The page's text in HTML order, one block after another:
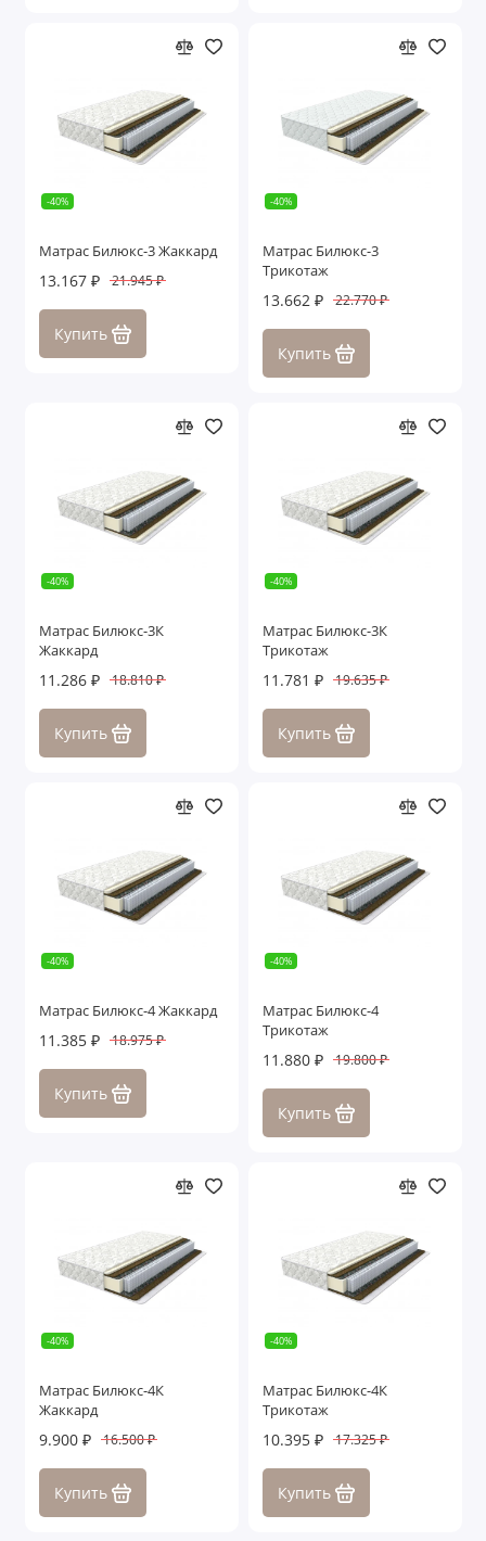
-40%
Матрас Билюкс-3 Жаккард
13.167 ₽ 21.945 ₽
Купить
-40%
Матрас Билюкс-3
Трикотаж
13.662 ₽ 22.770 ₽
Купить
-40%
Матрас Билюкс-3К
Жаккард
11.286 ₽ 18.810 ₽
Купить
-40%
Матрас Билюкс-3К
Трикотаж
11.781 ₽ 19.635 ₽
Купить
-40%
Матрас Билюкс-4 Жаккард
11.385 ₽ 18.975 ₽
Купить
-40%
Матрас Билюкс-4
Трикотаж
11.880 ₽ 19.800 ₽
Купить
-40%
Матрас Билюкс-4К
Жаккард
9.900 ₽ 16.500 ₽
Купить
-40%
Матрас Билюкс-4К
Трикотаж
10.395 ₽ 17.325 ₽
Купить